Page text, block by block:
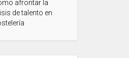
afrontar la
de talento en